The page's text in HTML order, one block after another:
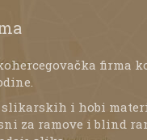
firma
slikarskih i hobi
za ramove i blind